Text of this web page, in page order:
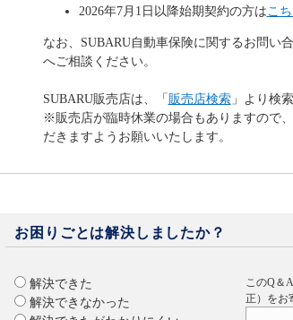
2026年7月1日以降始期契約の方はこ
なお、SUBARU自動車保険に関するお問い
へご相談ください。
SUBARU販売店は、「 販売店検索」より検
※販売店が臨時休業の場合もありますので
だきますようお願いいたします。
お困りごとは解決しましたか？
解決できた
解決できなかった
このQ＆
正）をお